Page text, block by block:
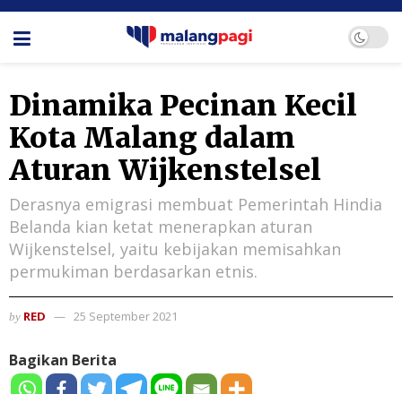
Dinamika Pecinan Kecil
Kota Malang dalam
Aturan Wijkenstelsel
Derasnya emigrasi membuat Pemerintah Hindia
Belanda kian ketat menerapkan aturan
Wijkenstelsel, yaitu kebijakan memisahkan
permukiman berdasarkan etnis.
by RED 25 September 2021
Bagikan Berita